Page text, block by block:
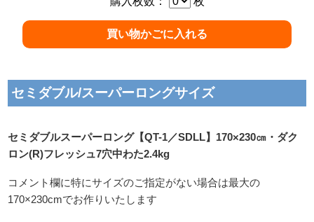
セミダブル/スーパーロングサイズ
セミダブルスーパーロング【QT-1／SDLL】170×230㎝・ダク
ロン(R)フレッシュ7穴中わた2.4kg
コメント欄に特にサイズのご指定がない場合は最大の
170×230cmでお作りいたします